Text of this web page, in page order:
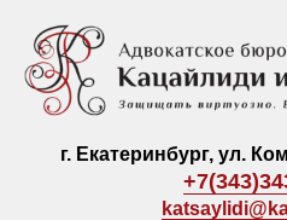
г. Екатеринбург, ул.